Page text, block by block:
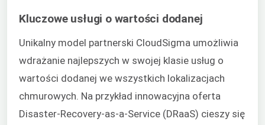
Kluczowe usługi o wartości dodanej
Unikalny model partnerski CloudSigma umożliwia
wdrażanie najlepszych w swojej klasie usług o
wartości dodanej we wszystkich lokalizacjach
chmurowych. Na przykład innowacyjna oferta
Disaster-Recovery-as-a-Service (DRaaS) cieszy się